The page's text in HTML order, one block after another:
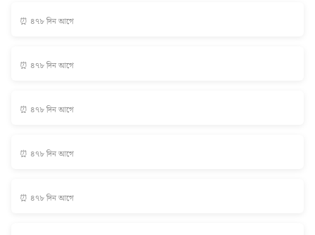
⏰ ৪৭৮ দিন আগে
⏰ ৪৭৮ দিন আগে
⏰ ৪৭৮ দিন আগে
⏰ ৪৭৮ দিন আগে
⏰ ৪৭৮ দিন আগে